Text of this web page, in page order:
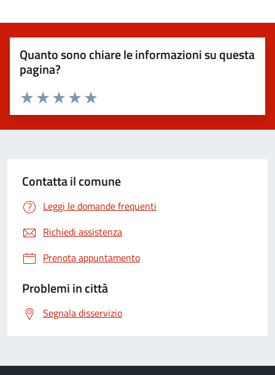
Quanto sono chiare le informazioni su questa
pagina?
Valuta 5 stelle su 5
Valuta 4 stelle su 5
Valuta 3 stelle su 5
Valuta 2 stelle su 5
Valuta 1 stelle su 5
Contatta il comune
Leggi le domande frequenti
Richiedi assistenza
Prenota appuntamento
Problemi in città
Segnala disservizio